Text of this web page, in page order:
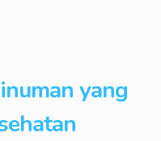
yang